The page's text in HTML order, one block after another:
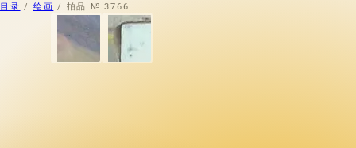
目录 / 绘画 / 拍品 № 3766